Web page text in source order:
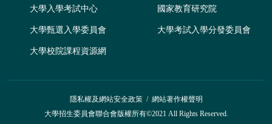
大學入學考試中心 國家教育研究院
大學甄選入學委員會 大學考試入學分發委員會
大學校院課程資源網
隱私權及網站安全政策/ 網站著作權聲明
大學招生委員會聯合會版權所有©2021 All Rights Reserved.